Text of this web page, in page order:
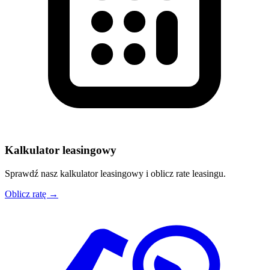
Kalkulator leasingowy
Sprawdź nasz kalkulator leasingowy i oblicz rate leasingu.
Oblicz ratę →